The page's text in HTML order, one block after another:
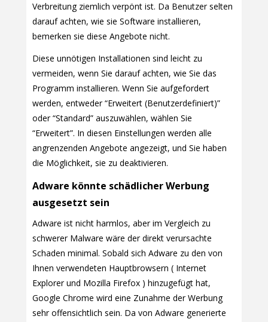
Verbreitung ziemlich verpönt ist. Da Benutzer selten
darauf achten, wie sie Software installieren,
bemerken sie diese Angebote nicht.
Diese unnötigen Installationen sind leicht zu
vermeiden, wenn Sie darauf achten, wie Sie das
Programm installieren. Wenn Sie aufgefordert
werden, entweder “Erweitert (Benutzerdefiniert)”
oder “Standard” auszuwählen, wählen Sie
“Erweitert”. In diesen Einstellungen werden alle
angrenzenden Angebote angezeigt, und Sie haben
die Möglichkeit, sie zu deaktivieren.
Adware könnte schädlicher Werbung
ausgesetzt sein
Adware ist nicht harmlos, aber im Vergleich zu
schwerer Malware wäre der direkt verursachte
Schaden minimal. Sobald sich Adware zu den von
Ihnen verwendeten Hauptbrowsern ( Internet
Explorer und Mozilla Firefox ) hinzugefügt hat,
Google Chrome wird eine Zunahme der Werbung
sehr offensichtlich sein. Da von Adware generierte